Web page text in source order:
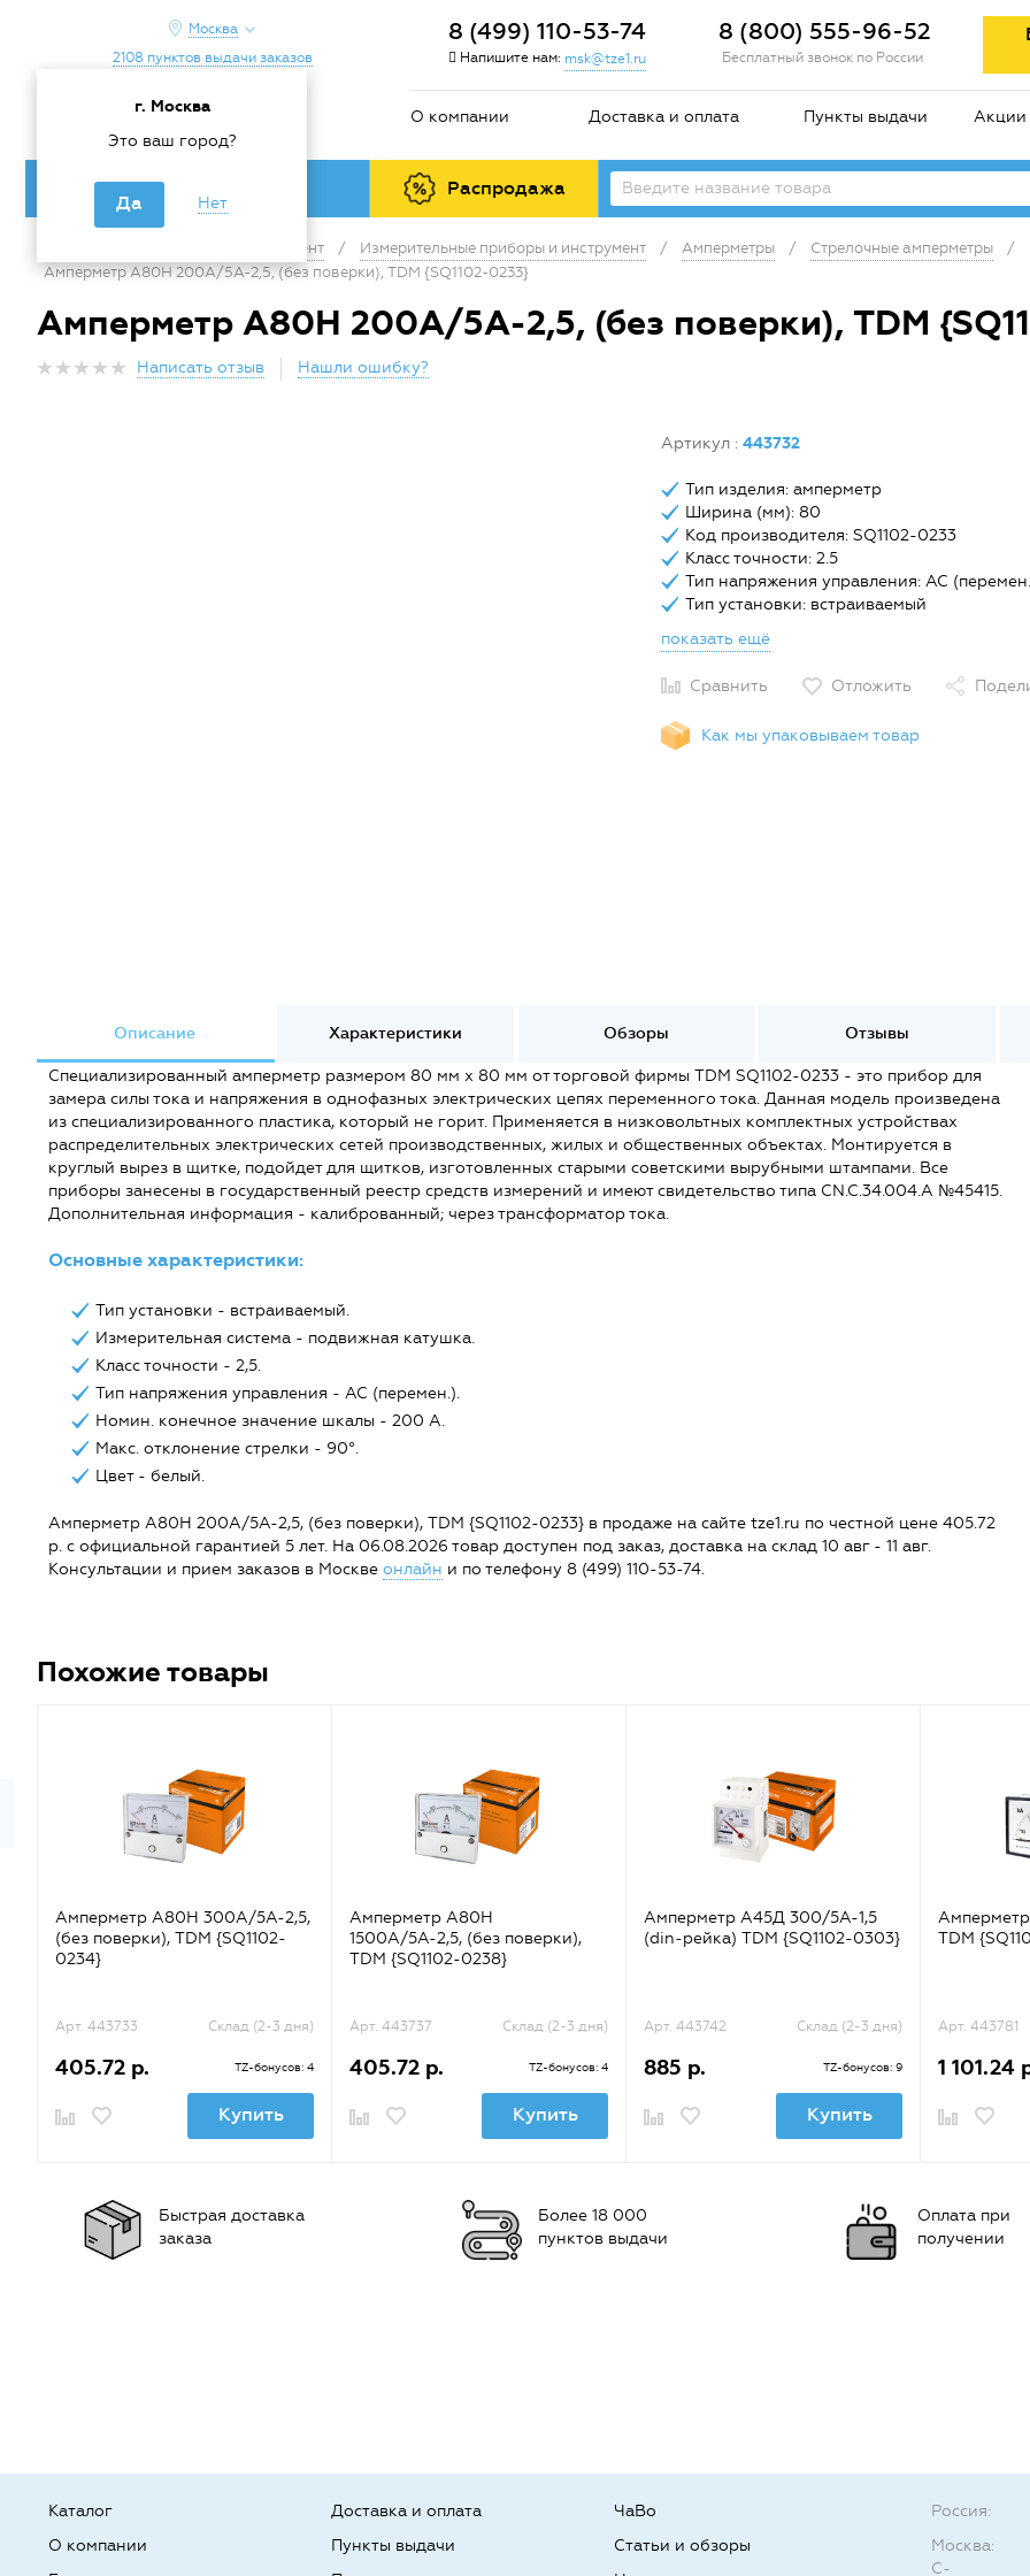
Москва
г. Москва
Это ваш город?
Да Нет
2108 пунктов выдачи заказов
8 (499) 110-53-74
Напишите нам: msk@tze1.ru
8 (800) 555-96-52
Бесплатный звонок по России
О компании Доставка и оплата Пункты выдачи Акции
Каталог товаров Распродажа
Инструмент / Измерительные приборы и инструмент / Амперметры / Стрелочные амперметры
/
Амперметр А80Н 200А/5А-2,5, (без поверки), TDM {SQ1102-0233}
Амперметр А80Н 200А/5А-2,5, (без поверки), TDM
Написать отзыв Нашли ошибку?
Артикул : 443732
Тип изделия: амперметр
Ширина (мм): 80
Код производителя: SQ1102-0233
Класс точности: 2.5
Тип напряжения управления: AC
Тип установки: встраиваемый
показать ещё
Сравнить Отложить
Как мы упаковываем товар
Описание Характеристики Обзоры Отзывы
Специализированный амперметр размером 80 мм х 80 мм от торговой фирмы TDM SQ1102-0233 - это прибор для
замера силы тока и напряжения в однофазных электрических цепях переменного тока. Данная модель произведена
из специализированного пластика, который не горит. Применяется в низковольтных комплектных устройствах
распределительных электрических сетей производственных, жилых и общественных объектах. Монтируется в
круглый вырез в щитке, подойдет для щитков, изготовленных старыми советскими вырубными штампами. Все
приборы занесены в государственный реестр средств измерений и имеют свидетельство типа CN.C.34.004.A №45415.
Дополнительная информация - калиброванный; через трансформатор тока.
Основные характеристики:
Тип установки - встраиваемый.
Измерительная система - подвижная катушка.
Класс точности - 2,5.
Тип напряжения управления - AC (перемен.).
Номин. конечное значение шкалы - 200 А.
Макс. отклонение стрелки - 90°.
Цвет - белый.
Амперметр А80Н 200А/5А-2,5, (без поверки), TDM {SQ1102-0233} в продаже на сайте tze1.ru по честной цене 405.72
р. с официальной гарантией 5 лет. На 06.08.2026 товар доступен под заказ, доставка на склад 10 авг - 11 авг.
Консультации и прием заказов в Москве онлайн и по телефону 8 (499) 110-53-74.
Похожие товары
Амперметр А80Н 300А/5А-2,5,
(без поверки), TDM {SQ1102-
0234}
Арт. 443733 Склад (2-3 дня)
405.72 р. TZ-бонусов: 4
Купить
Амперметр А80Н
1500А/5А-2,5, (без поверки),
TDM {SQ1102-0238}
Арт. 443737 Склад (2-3 дня)
405.72 р. TZ-бонусов: 4
Купить
Амперметр А45Д 300/5А-1,5
(din-рейка) TDM {SQ1102-0303}
Арт. 443742 Склад (2-3 дня)
885 р. TZ-бонусов: 9
Купить
TDM
Арт. 443781
1 101.24
Быстрая доставка
заказа
Более 18 000
пунктов выдачи
Оплата при
получении
Каталог
О компании
Доставка и оплата
Пункты выдачи
ЧаВо
Статьи и обзоры
Россия:
Москва:
С-